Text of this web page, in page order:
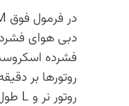
دبی هوای